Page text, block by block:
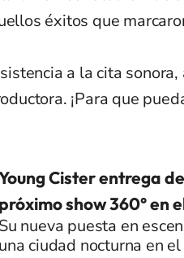
éxitos que
a la cita
¡Para que
Cister entrega
próximo show 360° en
Su nueva puesta en
una ciudad nocturna en